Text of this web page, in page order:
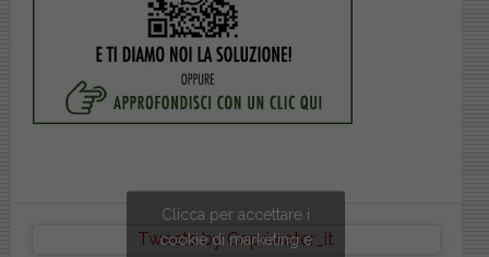
Tweets by Copriwater_it
Clicca per accettare i
cookie di marketing e